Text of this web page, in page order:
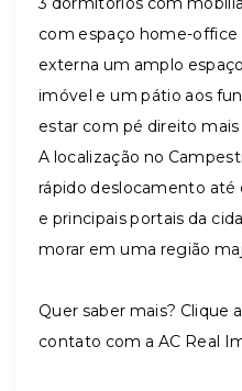
com espaço home-office
externa um amplo
imóvel e um pátio aos
estar com pé direito
A localização no
rápido deslocamento até
e principais portais da
morar em uma região
Quer saber mais? Clique
contato com a AC Real